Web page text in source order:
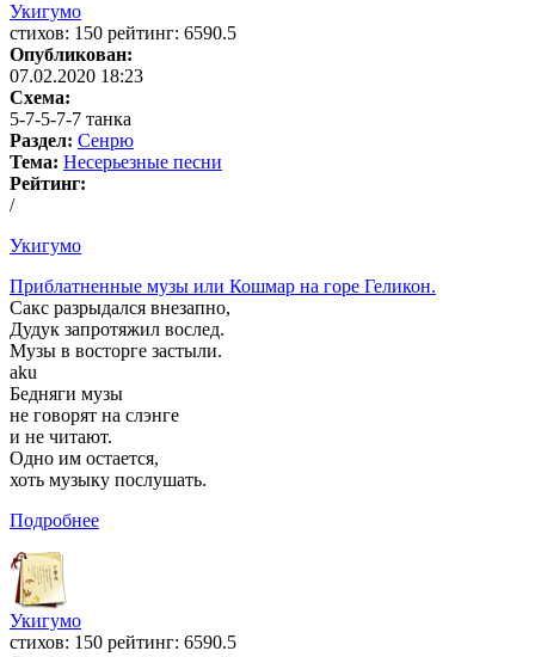
Укигумо
cтихов: 150 рейтинг: 6590.5
Опубликован:
07.02.2020 18:23
Схема:
5-7-5-7-7 танка
Раздел: Сенрю
Тема: Несерьезные песни
Рейтинг:
/
Укигумо
Приблатненные музы или Кошмар на горе Геликон.
Сакс разрыдался внезапно,
Дудук запротяжил вослед.
Музы в восторге застыли.
aku
Бедняги музы
не говорят на слэнге
и не читают.
Одно им остается,
хоть музыку послушать.
Подробнее
Укигумо
cтихов: 150 рейтинг: 6590.5